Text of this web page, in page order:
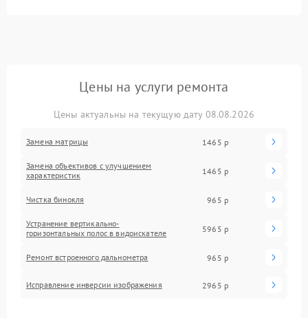
Цены на услуги ремонта
Цены актуальны на текущую дату 08.08.2026
Замена матрицы 1465 р
Замена объективов с улучшением
характеристик
1465 р
Чистка бинокля 965 р
Устранение вертикально-
горизонтальных полос в видоискателе
5965 р
Ремонт встроенного дальнометра 965 р
Исправление инверсии изображения 2965 р